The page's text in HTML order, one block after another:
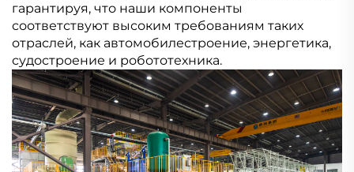
гарантируя, что наши компоненты
соответствуют высоким требованиям таких
отраслей, как автомобилестроение, энергетика,
судостроение и робототехника.